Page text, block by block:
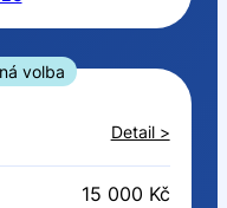
volba
Detail >
15 000 Kč